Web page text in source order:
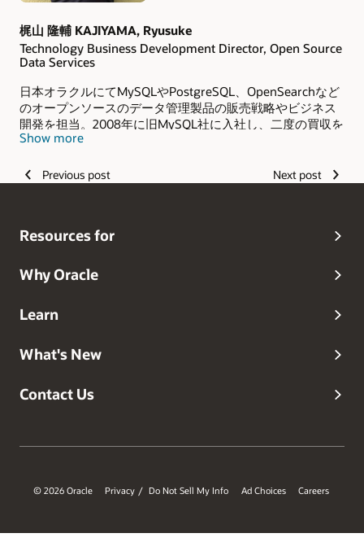
梶山 隆輔 KAJIYAMA, Ryusuke
Technology Business Development Director, Open Source
Data Services
日本オラクルにてMySQLやPostgreSQL、OpenSearchなど
のオープンソースのデータ管理製品の販売戦略やビジネス
開発を担当。2008年に旧MySQL社に入社し、二度の買収を
経てオラクルに入社し、MySQLプリセールス部隊のアジア
Show more
Previous post Next post
Resources for
Why Oracle
Learn
What's New
Contact Us
© 2026 Oracle Privacy / Do Not Sell My Info Ad Choices Careers